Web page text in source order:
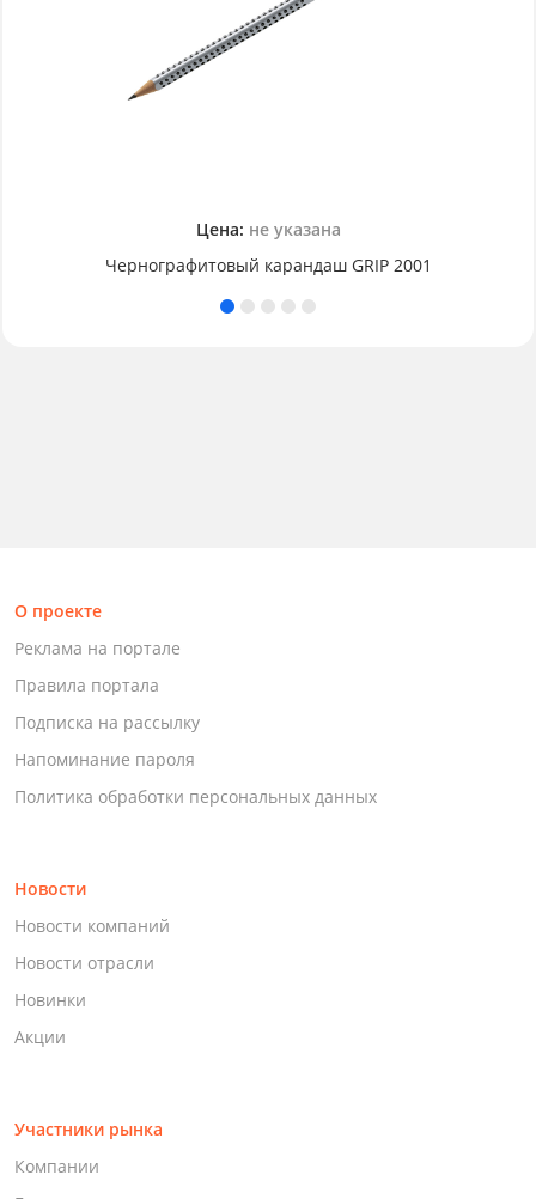
Цена: не указана
Чернографитовый карандаш GRIP 2001
О проекте
Реклама на портале
Правила портала
Подписка на рассылку
Напоминание пароля
Политика обработки персональных данных
Новости
Новости компаний
Новости отрасли
Новинки
Акции
Участники рынка
Компании